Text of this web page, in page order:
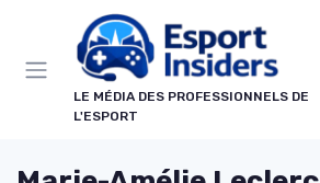
LE MÉDIA DES PROFESSIONNELS DE
L'ESPORT
Panneau de gestion des cookies